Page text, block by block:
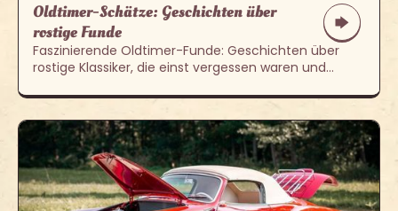
Oldtimer-Schätze: Geschichten über
rostige Funde
Faszinierende Oldtimer-Funde: Geschichten über
rostige Klassiker, die einst vergessen waren und